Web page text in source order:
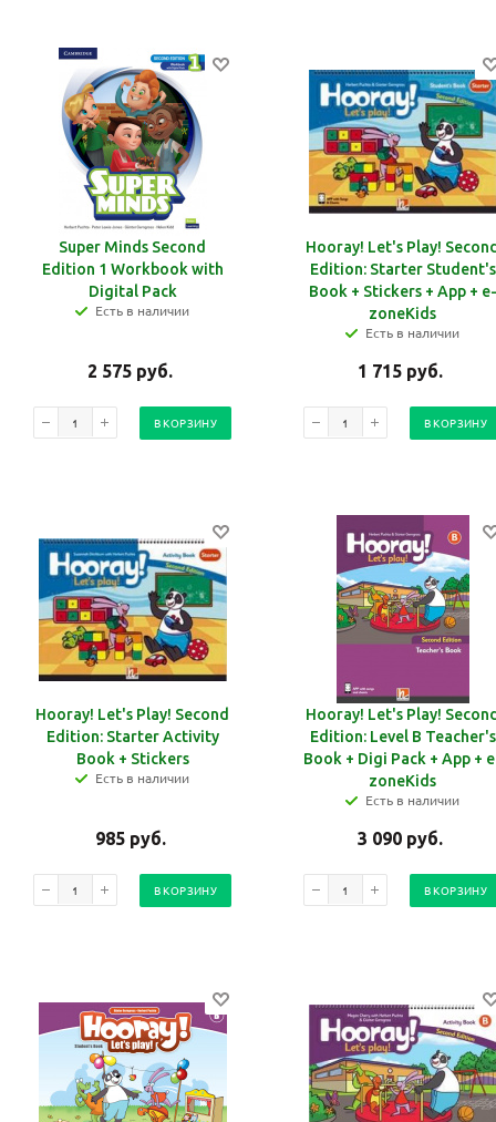
Super Minds Second
Edition 1 Workbook with
Digital Pack
Есть в наличии
2 575 руб.
В КОРЗИНУ
Hooray! Let's Play!
Edition: Starter Student's
Book + Stickers + App + e-
zoneKids
Есть в наличии
1 715 руб.
В КОРЗИНУ
Hooray! Let's Play! Second
Edition: Starter Activity
Book + Stickers
Есть в наличии
985руб.
В КОРЗИНУ
Hooray! Let's Play!
Edition: Level B Teacher's
Book + Digi Pack + App +
zoneKids
Есть в наличии
3 090 руб.
В КОРЗИНУ